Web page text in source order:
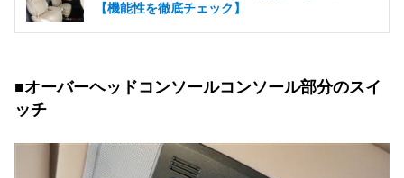
【機能性を徹底チェック】
■オーバーヘッドコンソールコンソール部分のスイ
ッチ